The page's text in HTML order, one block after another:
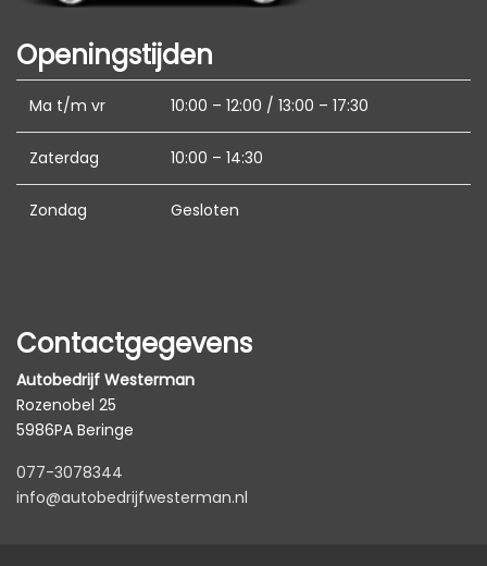
Koplampen adaptief
Koplampreiniging
Led achterlichten
Led dagrijverlichting
Led koplampen
Parkeersensor voor en achter
Interieur
Armsteun achter
Openingstijden
Ma t/m vr 10:00 – 12:00 / 13:00 – 17:30
Zaterdag 10:00 – 14:30
Zondag Gesloten
Contactgegevens
Autobedrijf Westerman
Rozenobel 25
5986PA Beringe
077-3078344
info@autobedrijfwesterman.nl